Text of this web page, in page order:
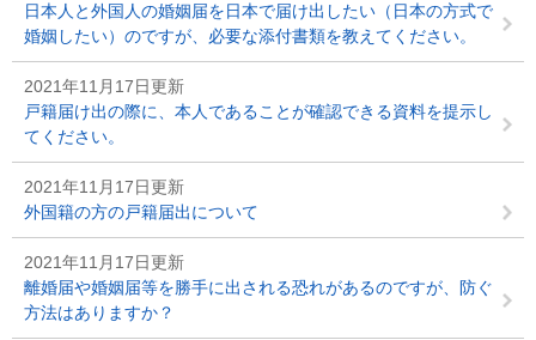
日本人と外国人の婚姻届を日本で届け出したい（日本の方式で
婚姻したい）のですが、必要な添付書類を教えてください。
2021年11月17日更新
戸籍届け出の際に、本人であることが確認できる資料を提示し
てください。
2021年11月17日更新
外国籍の方の戸籍届出について
2021年11月17日更新
離婚届や婚姻届等を勝手に出される恐れがあるのですが、防ぐ
方法はありますか？